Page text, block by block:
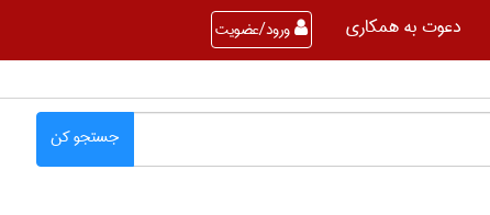
دعوت به همکاری ورود/عضویت
جستجو کن